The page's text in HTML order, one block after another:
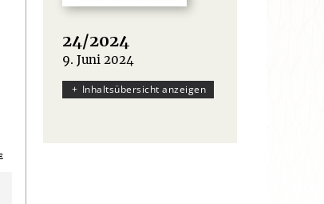
24/2024
:
9. Juni 2024
Inhaltsübersicht anzeigen